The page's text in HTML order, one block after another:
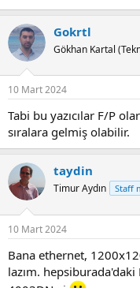
Gokrtl
Gökhan Kartal
10 Mart 2024
Tabi bu yazıcılar F/P
sıralara gelmiş olabilir.
taydin
Timur Aydın Staff
10 Mart 2024
Bana ethernet,
lazım. hepsiburada'daki